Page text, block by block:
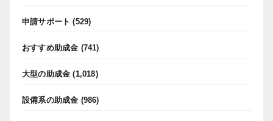
申請サポート (529)
おすすめ助成金 (741)
大型の助成金 (1,018)
設備系の助成金 (986)